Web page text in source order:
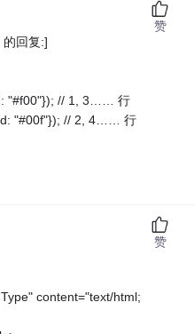
回复:]
"#f00"}); // 1, 3…… 行
"#00f"}); // 2, 4…… 行
赞
content="text/html;
赞